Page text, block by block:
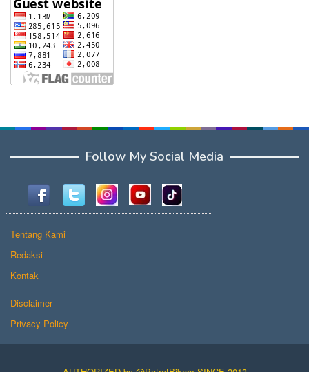
Follow My Social Media
Tentang Kami
Redaksi
Kontak
Disclaimer
Privacy Policy